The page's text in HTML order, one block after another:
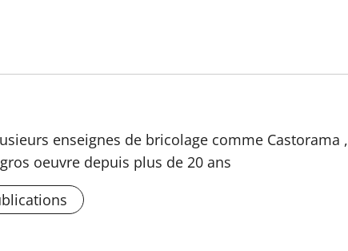
enseignes de bricolage comme Castorama ,
oeuvre depuis plus de 20 ans